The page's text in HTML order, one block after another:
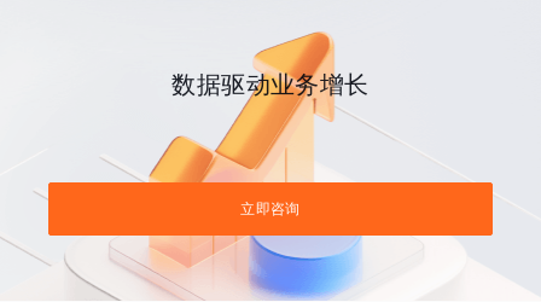
数据驱动业务增长
立即咨询